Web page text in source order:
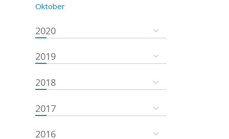
Oktober
2020
2019
2018
2017
2016